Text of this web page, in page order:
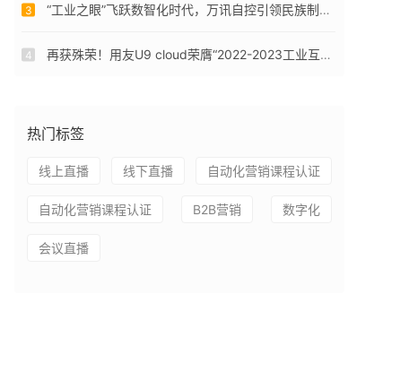
3 “工业之眼”飞跃数智化时代，万讯自控引领民族制造创新
4 再获殊荣！用友U9 cloud荣膺“2022-2023工业互联网十大科技影响力产品”奖
热门标签
线上直播 线下直播 自动化营销课程认证
自动化营销课程认证 B2B营销 数字化
会议直播